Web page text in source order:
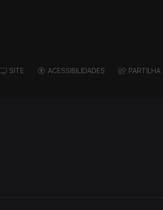
SITE ACESSIBILIDADES PARTILHA